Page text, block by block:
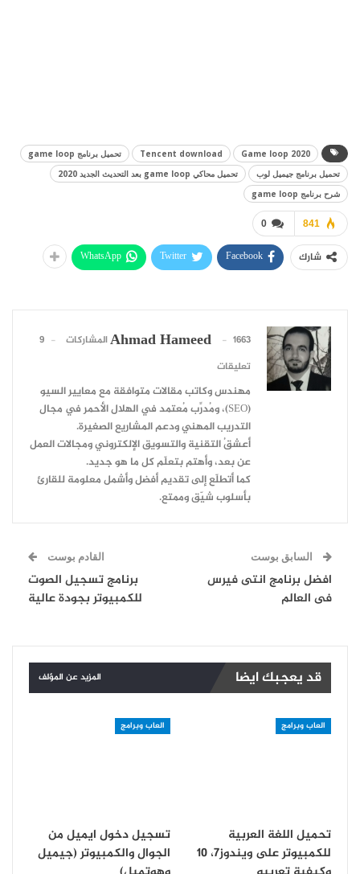
Game loop 2020
Tencent download
تحميل برنامج game loop
تحميل برنامج جيميل لوب
تحميل محاكي game loop بعد التحديث الجديد 2020
شرح برنامج game loop
0 841
شارك Facebook
Twitter
WhatsApp
Ahmad Hameed 1663 المشاركات
9
تعليقات
مهندس وكاتب مقالات متوافقة مع معايير السيو
(SEO)، ومُدرِّب مُعتمد في الهلال الأحمر في مجال
التدريب المهني ودعم المشاريع الصغيرة.
أعشقُ التقنية والتسويق الإلكتروني ومجالات العمل
عن بعد، وأهتم بتعلّم كل ما هو جديد.
كما أتطلّع إلى تقديم أفضل وأشمل معلومة للقارئ
بأسلوب شيّق وممتع.
السابق بوست
افضل برنامج انتى فيرس
فى العالم
القادم بوست
برنامج تسجيل الصوت
للكمبيوتر بجودة عالية
قد يعجبك ايضا المزيد عن المؤلف
العاب وبرامج
تحميل اللغة العربية
للكمبيوتر على ويندوز7، 10
العاب وبرامج
تسجيل دخول ايميل من
الجوال والكمبيوتر (جيميل